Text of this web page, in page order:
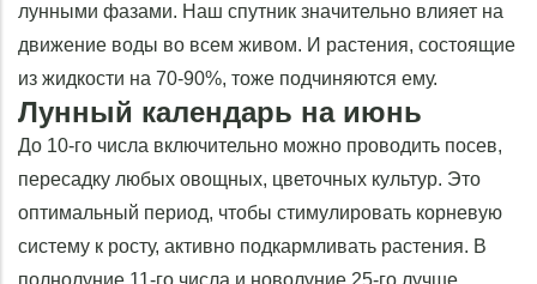
лунными фазами. Наш спутник значительно влияет на
движение воды во всем живом. И растения, состоящие
из жидкости на 70-90%, тоже подчиняются ему.
Лунный календарь на июнь
До 10-го числа включительно можно проводить посев,
пересадку любых овощных, цветочных культур. Это
оптимальный период, чтобы стимулировать корневую
систему к росту, активно подкармливать растения. В
полнолуние 11-го числа и новолуние 25-го лучше